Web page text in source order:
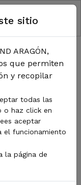
DE
MotorLand
eventos,
circuito y
de contenido y
sitio
ARAGÓN,
que permiten
y recopilar
todas las
o haz click en
aceptar
el funcionamiento
la página de